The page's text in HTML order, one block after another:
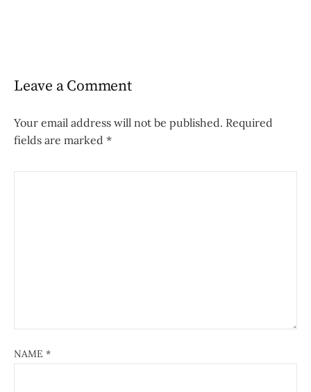
Leave a Comment
Your email address will not be published. Required
fields are marked *
NAME *